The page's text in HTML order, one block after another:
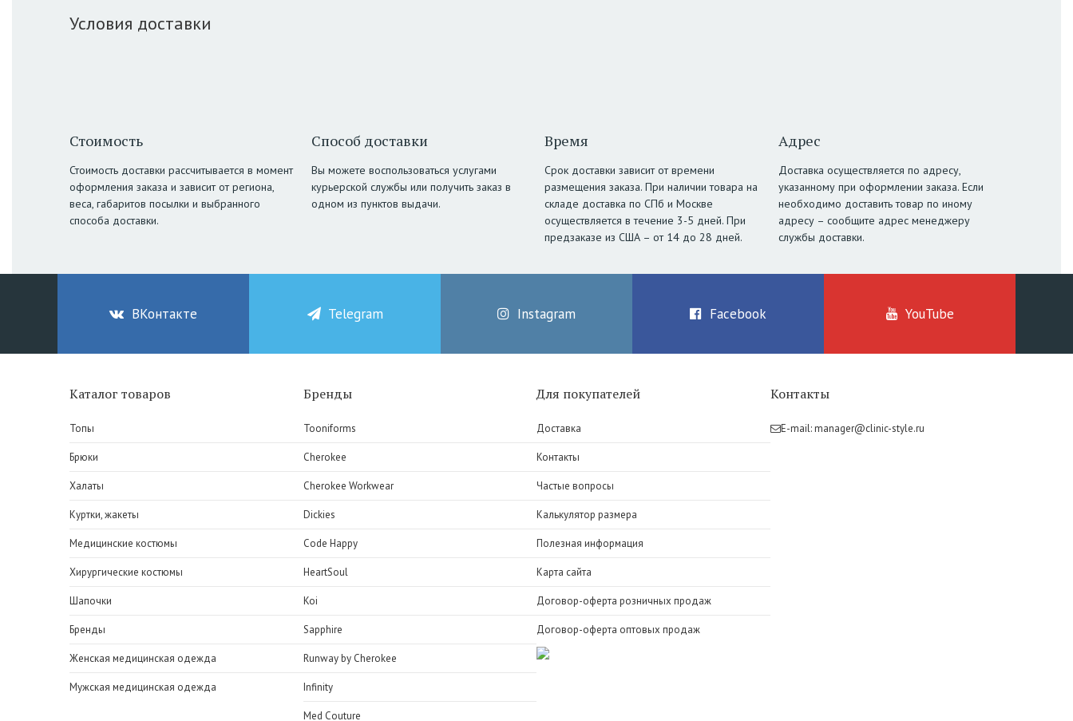
Условия доставки
Стоимость
Стоимость доставки рассчитывается в момент
оформления заказа и зависит от региона,
веса, габаритов посылки и выбранного
способа доставки.
Способ доставки
Вы можете воспользоваться услугами
курьерской службы или получить заказ в
одном из пунктов выдачи.
Время
Срок доставки зависит от времени
размещения заказа. При наличии товара на
складе доставка по СПб и Москве
осуществляется в течение 3-5 дней. При
предзаказе из США – от 14 до 28 дней.
Адрес
Доставка осуществляется по адресу,
указанному при оформлении заказа. Если
необходимо доставить товар по иному
адресу – сообщите адрес менеджеру
службы доставки.
ВКонтакте Telegram Instagram Facebook YouTube
Каталог товаров
Топы
Брюки
Халаты
Куртки, жакеты
Медицинские костюмы
Хирургические костюмы
Шапочки
Бренды
Женская медицинская одежда
Мужская медицинская одежда
Бренды
Tooniforms
Cherokee
Cherokee Workwear
Dickies
Code Happy
HeartSoul
Koi
Sapphire
Runway by Cherokee
Infinity
Med Couture
Для покупателей
Доставка
Контакты
Частые вопросы
Калькулятор размера
Полезная информация
Карта сайта
Договор-оферта розничных продаж
Договор-оферта оптовых продаж
Контакты
E-mail:manager@clinic-style.ru